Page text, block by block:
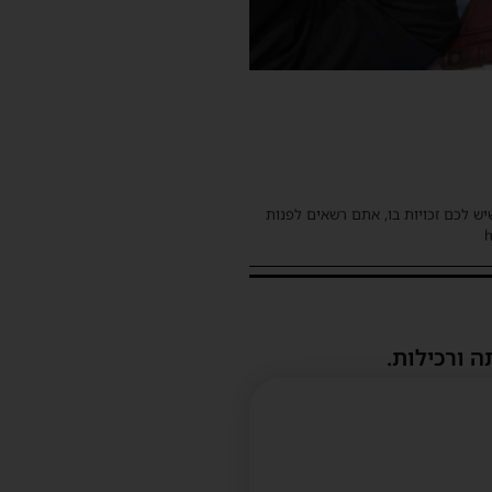
לכם זכויות בו, אתם רשאים לפנות
ורכילות.